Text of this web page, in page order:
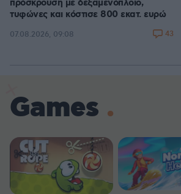
πρόσκρουση με δεξαμενόπλοιο,
τυφώνες και κόστισε 800 εκατ. ευρώ
07.08.2026, 09:08 43
Games